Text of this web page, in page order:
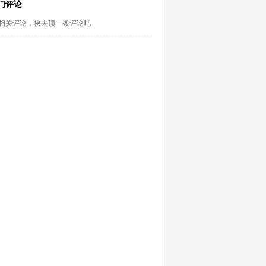
评论
关评论，快去顶一条评论吧